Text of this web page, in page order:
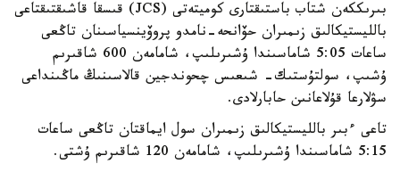
بىرىككەن شتاب باستىقتارى كوميتەتى (JCS) قىسقا قاشىقتىقتاعى
بالليستيكالىق زىمىران حۆانحە-نامدو پروۆينسياسىنان تاڭعى
ساعات 5:05 شاماسىندا ۇشىرىلىپ، شامامەن 600 شاقىرىم
ۇشىپ، سولتۇستىك- شىعىس چحوندجين قالاسىنىڭ ماڭىنداعى
سۋلارعا قۇلاعانىن حابارلادى.
تاعى ءبىر بالليستيكالىق زىمىران سول ايماقتان تاڭعى ساعات
5:15 شاماسىندا ۇشىرىلىپ، شامامەن 120 شاقىرىم ۇشتى.